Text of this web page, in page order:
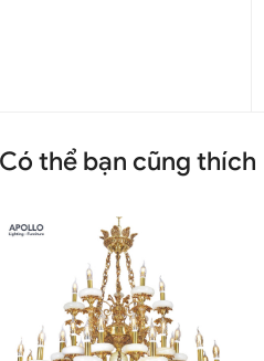
Có thể bạn cũng thích